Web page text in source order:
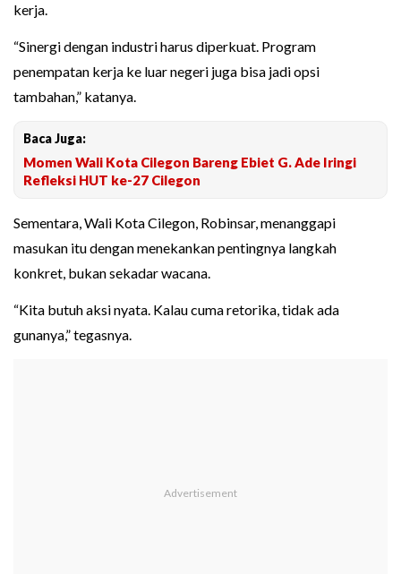
kerja.
“Sinergi dengan industri harus diperkuat. Program
penempatan kerja ke luar negeri juga bisa jadi opsi
tambahan,” katanya.
Baca Juga:
Momen Wali Kota Cilegon Bareng Ebiet G. Ade Iringi
Refleksi HUT ke-27 Cilegon
Sementara, Wali Kota Cilegon, Robinsar, menanggapi
masukan itu dengan menekankan pentingnya langkah
konkret, bukan sekadar wacana.
“Kita butuh aksi nyata. Kalau cuma retorika, tidak ada
gunanya,” tegasnya.